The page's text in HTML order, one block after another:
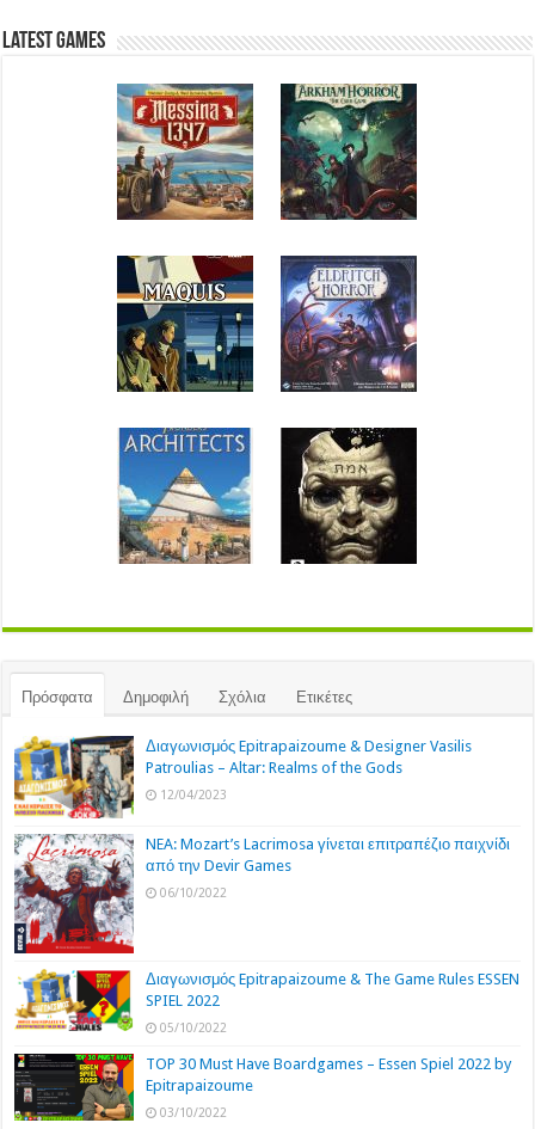
Latest Games
Πρόσφατα Δημοφιλή Σχόλια Ετικέτες
Διαγωνισμός Epitrapaizoume & Designer Vasilis
Patroulias – Altar: Realms of the Gods
12/04/2023
NEA: Mozart’s Lacrimosa γίνεται επιτραπέζιο παιχνίδι
από την Devir Games
06/10/2022
Διαγωνισμός Epitrapaizoume & The Game Rules ESSEN
SPIEL 2022
05/10/2022
TOP 30 Must Have Boardgames – Essen Spiel 2022 by
Epitrapaizoume
03/10/2022